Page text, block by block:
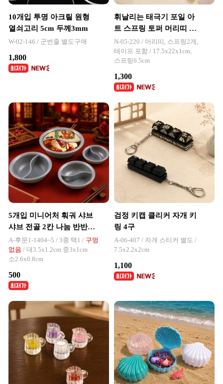
10개입 투명 아크릴 원형
열쇠고리 5cm 두께3mm
W-02-146 / 군번줄 별도구매
1,800
휘날리는 태극기 포일 아
트 스프링 토퍼 머리띠 만
들기
N-05-220 / 머리띠, 스프링2개,
테이프 포함 / 17.5x22x1cm,
스프링6.5cm
1,300
5개입 미니어처 훠궈 샤브
샤브 전골 2칸 나눔 반반
스텐 그릇
A-후문1-1404~5 / 3종 택1 / 구멍
없음 / 대3.5x1.2cm 중3x1cm
소2.6x0.8cm
500
검정 키캡 클리커 자개 키
링 4구
A-06-407 / 자개 스티커 별도 /
7.5x2.2x2cm
1,100